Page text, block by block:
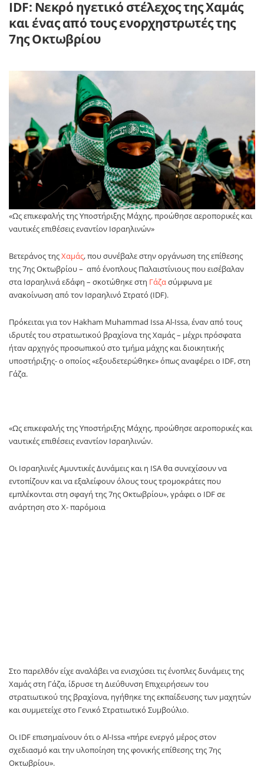
IDF: Νεκρό ηγετικό στέλεχος της Χαμάς
και ένας από τους ενορχηστρωτές της
7ης Οκτωβρίου
«Ως επικεφαλής της Υποστήριξης Μάχης, προώθησε αεροπορικές και
ναυτικές επιθέσεις εναντίον Ισραηλινών»
Βετεράνος τηςΧαμάς, που συνέβαλε στην οργάνωση της επίθεσης
της 7ης Οκτωβρίου – από ένοπλους Παλαιστίνιους που εισέβαλαν
στα Ισραηλινά εδάφη – σκοτώθηκε στη Γάζασύμφωνα με
ανακοίνωση από τον Ισραηλινό Στρατό (IDF).
Πρόκειται για τον Hakham Muhammad Issa Al-Issa, έναν από τους
ιδρυτές του στρατιωτικού βραχίονα της Χαμάς – μέχρι πρόσφατα
ήταν αρχηγός προσωπικού στο τμήμα μάχης και διοικητικής
υποστήριξης- ο οποίος «εξουδετερώθηκε» όπως αναφέρει ο IDF, στη
Γάζα.
«Ως επικεφαλής της Υποστήριξης Μάχης, προώθησε αεροπορικές και
ναυτικές επιθέσεις εναντίον Ισραηλινών.
Οι Ισραηλινές Αμυντικές Δυνάμεις και η ISA θα συνεχίσουν να
εντοπίζουν και να εξαλείφουν όλους τους τρομοκράτες που
εμπλέκονται στη σφαγή της 7ης Οκτωβρίου», γράφει ο IDF σε
ανάρτηση στο X- παρόμοια
Στο παρελθόν είχε αναλάβει να ενισχύσει τις ένοπλες δυνάμεις της
Χαμάς στη Γάζα, ίδρυσε τη Διεύθυνση Επιχειρήσεων του
στρατιωτικού της βραχίονα, ηγήθηκε της εκπαίδευσης των μαχητών
και συμμετείχε στο Γενικό Στρατιωτικό Συμβούλιο.
Οι IDF επισημαίνουν ότι ο Al-Issa «πήρε ενεργό μέρος στον
σχεδιασμό και την υλοποίηση της φονικής επίθεσης της 7ης
Οκτωβρίου».